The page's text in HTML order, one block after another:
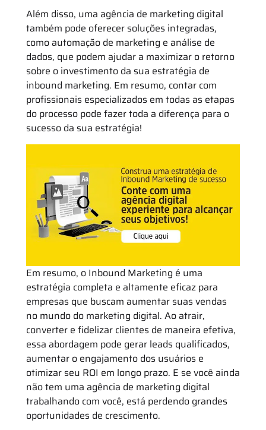
Além disso, uma agência de marketing digital
também pode oferecer soluções integradas,
como automação de marketing e análise de
dados, que podem ajudar a maximizar o retorno
sobre o investimento da sua estratégia de
inbound marketing. Em resumo, contar com
profissionais especializados em todas as etapas
do processo pode fazer toda a diferença para o
sucesso da sua estratégia!
Em resumo, o Inbound Marketing é uma
estratégia completa e altamente eficaz para
empresas que buscam aumentar suas vendas
no mundo do marketing digital. Ao atrair,
converter e fidelizar clientes de maneira efetiva,
essa abordagem pode gerar leads qualificados,
aumentar o engajamento dos usuários e
otimizar seu ROI em longo prazo. E se você ainda
não tem uma agência de marketing digital
trabalhando com você, está perdendo grandes
oportunidades de crescimento.